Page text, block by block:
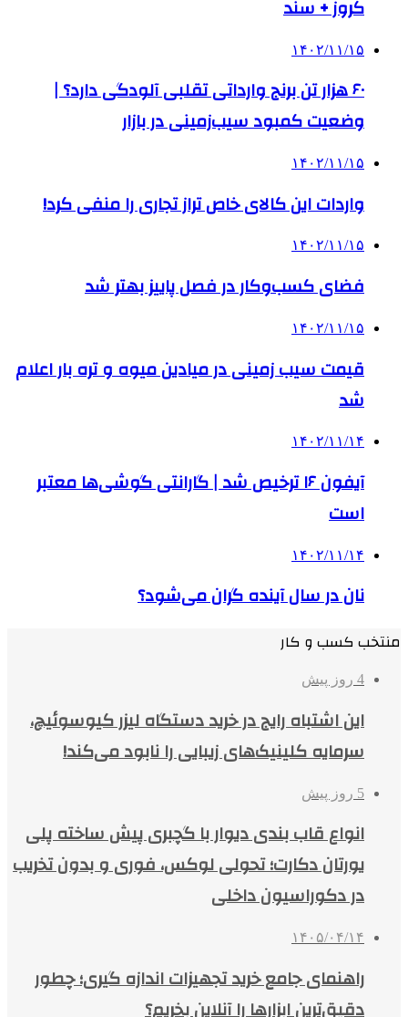
کروز + سند
۱۴۰۲/۱۱/۱۵
۶۰ هزار تن برنج وارداتی تقلبی آلودگی دارد؟ |
وضعیت کمبود سیب‌زمینی در بازار
۱۴۰۲/۱۱/۱۵
واردات این کالای خاص تراز تجاری را منفی کرد!
۱۴۰۲/۱۱/۱۵
فضای کسب‌وکار در فصل پاییز بهتر شد
۱۴۰۲/۱۱/۱۵
قیمت سیب زمینی در میادین میوه و تره بار اعلام
شد
۱۴۰۲/۱۱/۱۴
آیفون ۱۶ ترخیص شد | گارانتی گوشی‌ها معتبر
است
۱۴۰۲/۱۱/۱۴
نان در سال آینده گران می‌شود؟
منتخب کسب و کار
4 روز پیش
این اشتباه رایج در خرید دستگاه لیزر کیوسوئیچ،
سرمایه کلینیک‌های زیبایی را نابود می‌کند!
5 روز پیش
انواع قاب بندی دیوار با گچبری پیش ساخته پلی
یورتان دکارت؛ تحولی لوکس، فوری و بدون تخریب
در دکوراسیون داخلی
۱۴۰۵/۰۴/۱۴
راهنمای جامع خرید تجهیزات اندازه گیری؛ چطور
دقیق‌ترین ابزارها را آنلاین بخریم؟